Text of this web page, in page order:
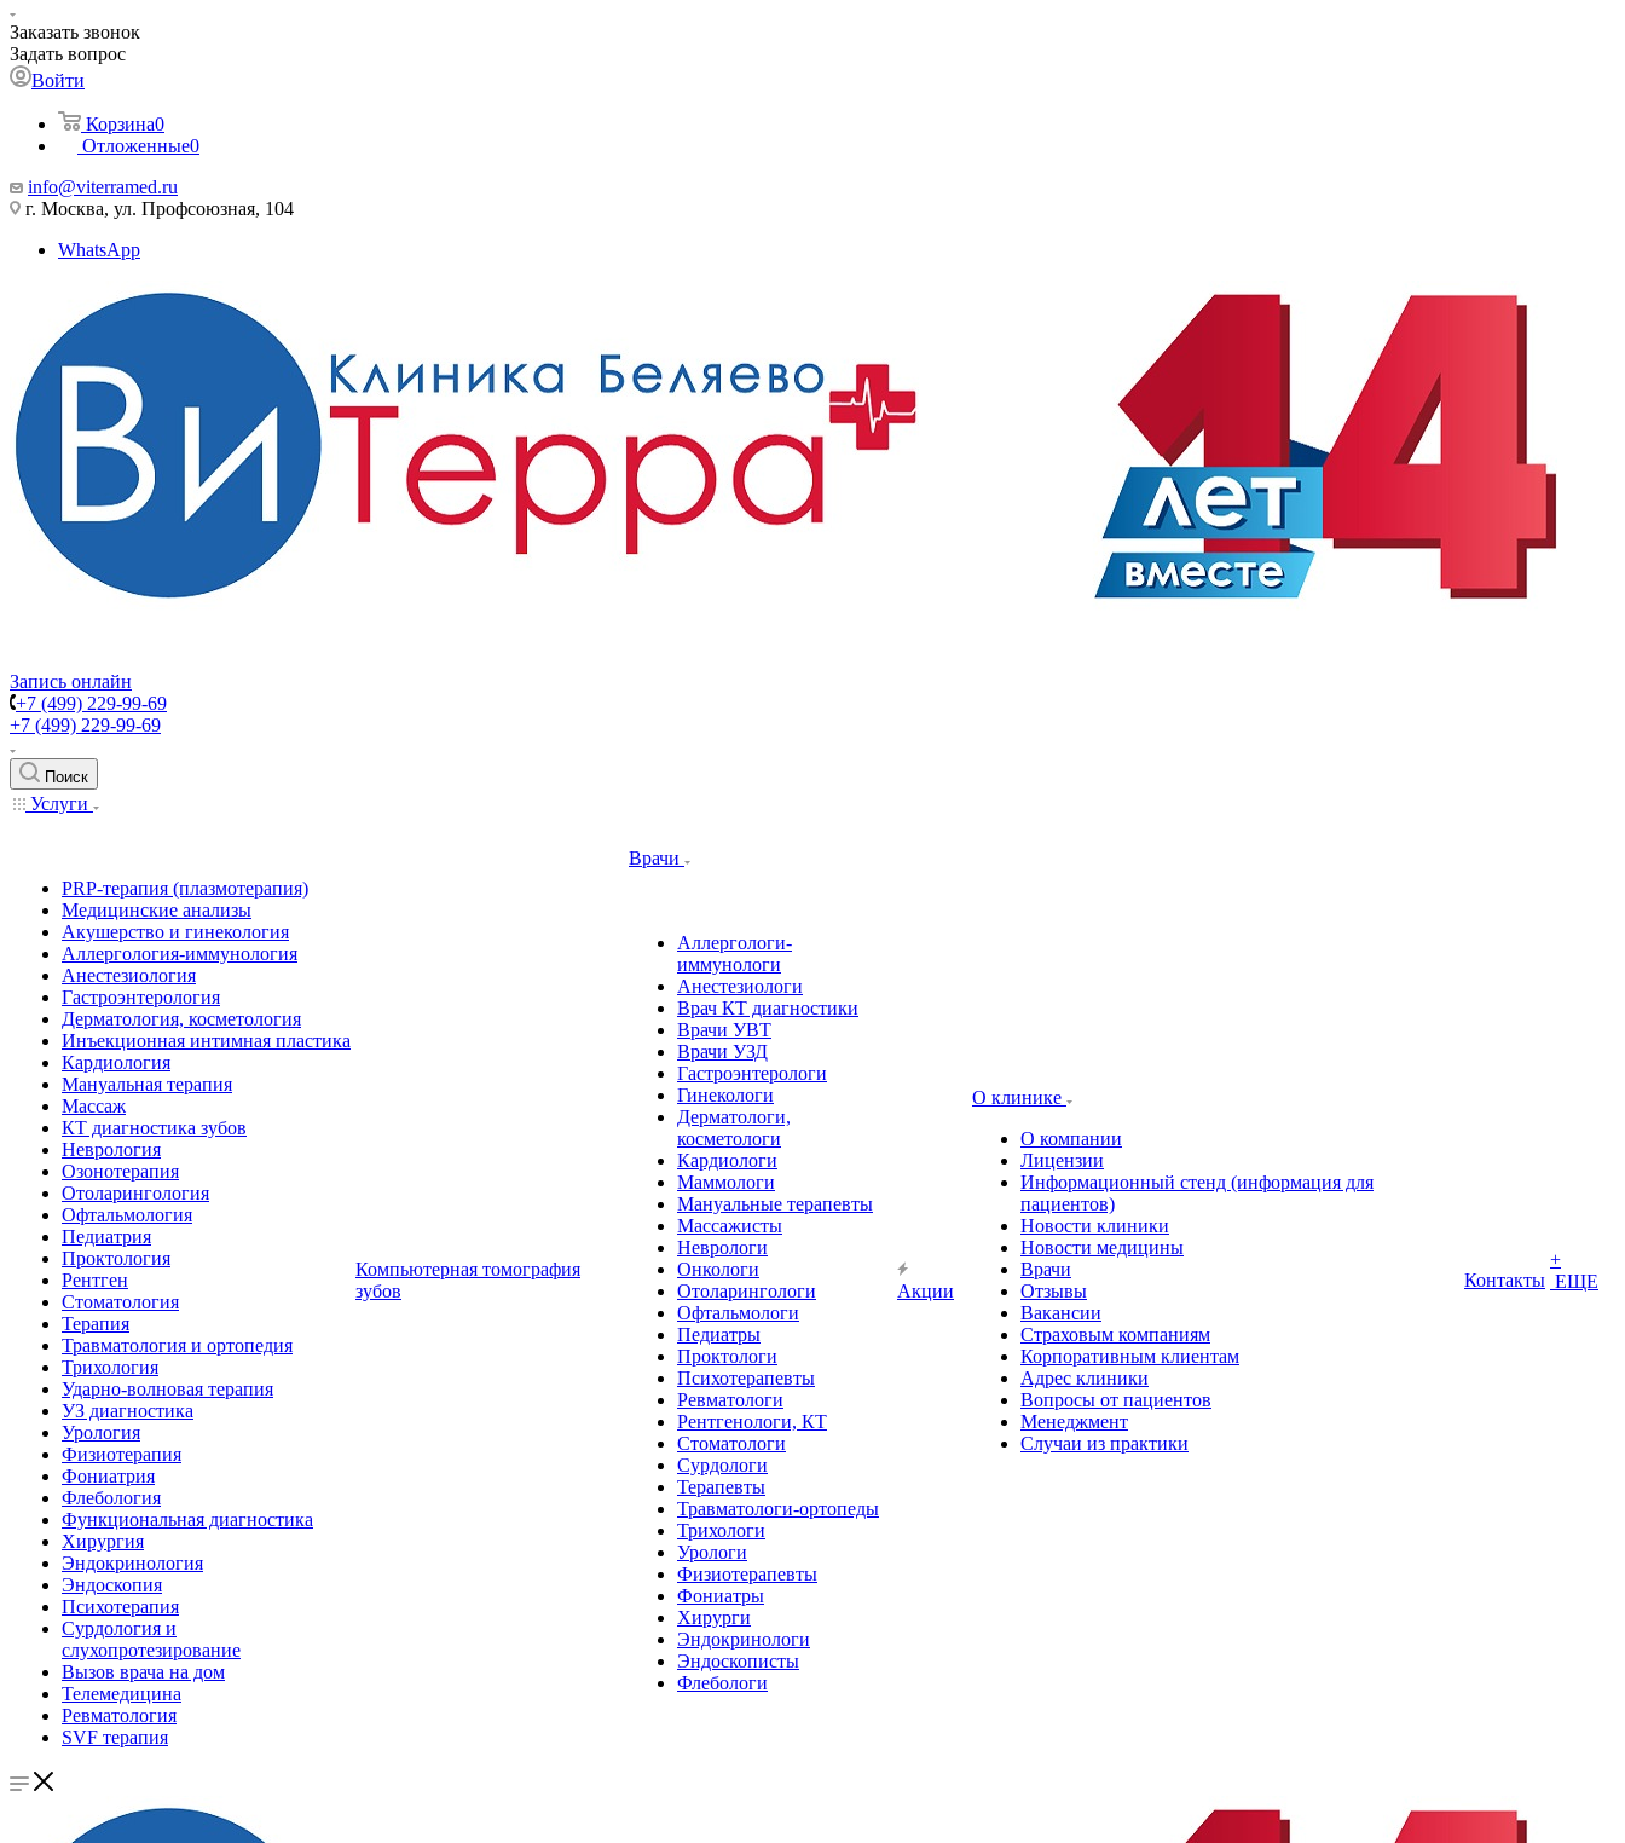
Заказать звонок
Задать вопрос
Войти
Корзина0
Отложенные0
info@viterramed.ru
г. Москва, ул. Профсоюзная, 104
WhatsApp
Запись онлайн
+7 (499) 229-99-69
+7 (499) 229-99-69
Поиск
Услуги
PRP-терапия (плазмотерапия)
Медицинские анализы
Акушерство и гинекология
Аллергология-иммунология
Анестезиология
Гастроэнтерология
Дерматология, косметология
Инъекционная интимная пластика
Кардиология
Мануальная терапия
Массаж
КТ диагностика зубов
Неврология
Озонотерапия
Отоларингология
Офтальмология
Педиатрия
Проктология
Рентген
Стоматология
Терапия
Травматология и ортопедия
Трихология
Ударно-волновая терапия
УЗ диагностика
Урология
Физиотерапия
Фониатрия
Флебология
Функциональная диагностика
Хирургия
Эндокринология
Эндоскопия
Психотерапия
Сурдология и
слухопротезирование
Вызов врача на дом
Телемедицина
Ревматология
SVF терапия
Компьютерная томография
зубов
Врачи
Аллергологи-
иммунологи
Анестезиологи
Врач КТ диагностики
Врачи УВТ
Врачи УЗД
Гастроэнтерологи
Гинекологи
Дерматологи,
косметологи
Кардиологи
Маммологи
Мануальные терапевты
Массажисты
Неврологи
Онкологи
Отоларингологи
Офтальмологи
Педиатры
Проктологи
Психотерапевты
Ревматологи
Рентгенологи, КТ
Стоматологи
Сурдологи
Терапевты
Травматологи-ортопеды
Трихологи
Урологи
Физиотерапевты
Фониатры
Хирурги
Эндокринологи
Эндоскописты
Флебологи
Акции
О клинике
О компании
Лицензии
Информационный стенд (информация для
пациентов)
Новости клиники
Новости медицины
Врачи
Отзывы
Вакансии
Страховым компаниям
Корпоративным клиентам
Адрес клиники
Вопросы от пациентов
Менеджмент
Случаи из практики
Контакты
+
ЕЩЕ